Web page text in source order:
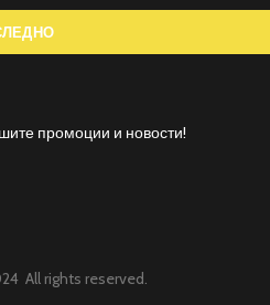
промоции и новости!
All rights reserved.